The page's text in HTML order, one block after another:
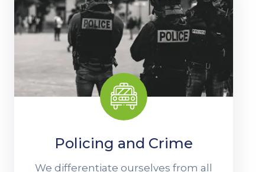
Policing and Crime
We differentiate ourselves from all